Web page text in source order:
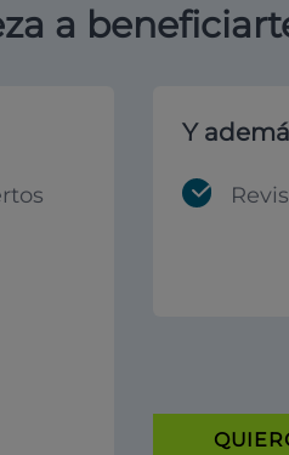
a
Y